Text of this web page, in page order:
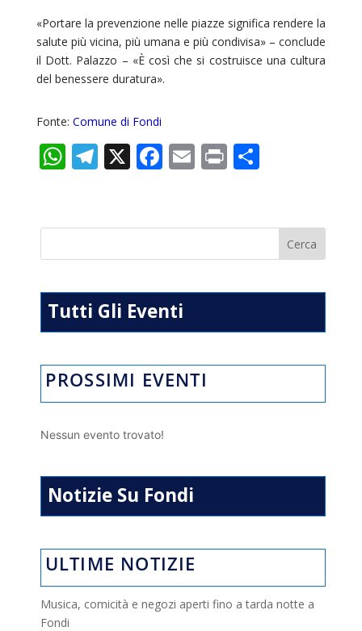
«Portare la prevenzione nelle piazze significa rendere la
salute più vicina, più umana e più condivisa» – conclude
il Dott. Palazzo – «È così che si costruisce una cultura
del benessere duratura».
Fonte: Comune di Fondi
W
s
A
p
p
T
gr
a
m
X F
b
o
o
k
E
l
PrC
di
vi
di
Tutti Gli Eventi
PROSSIMI EVENTI
Nessun evento trovato!
Notizie Su Fondi
ULTIME NOTIZIE
Musica, comicità e negozi aperti fino a tarda notte a
Fondi